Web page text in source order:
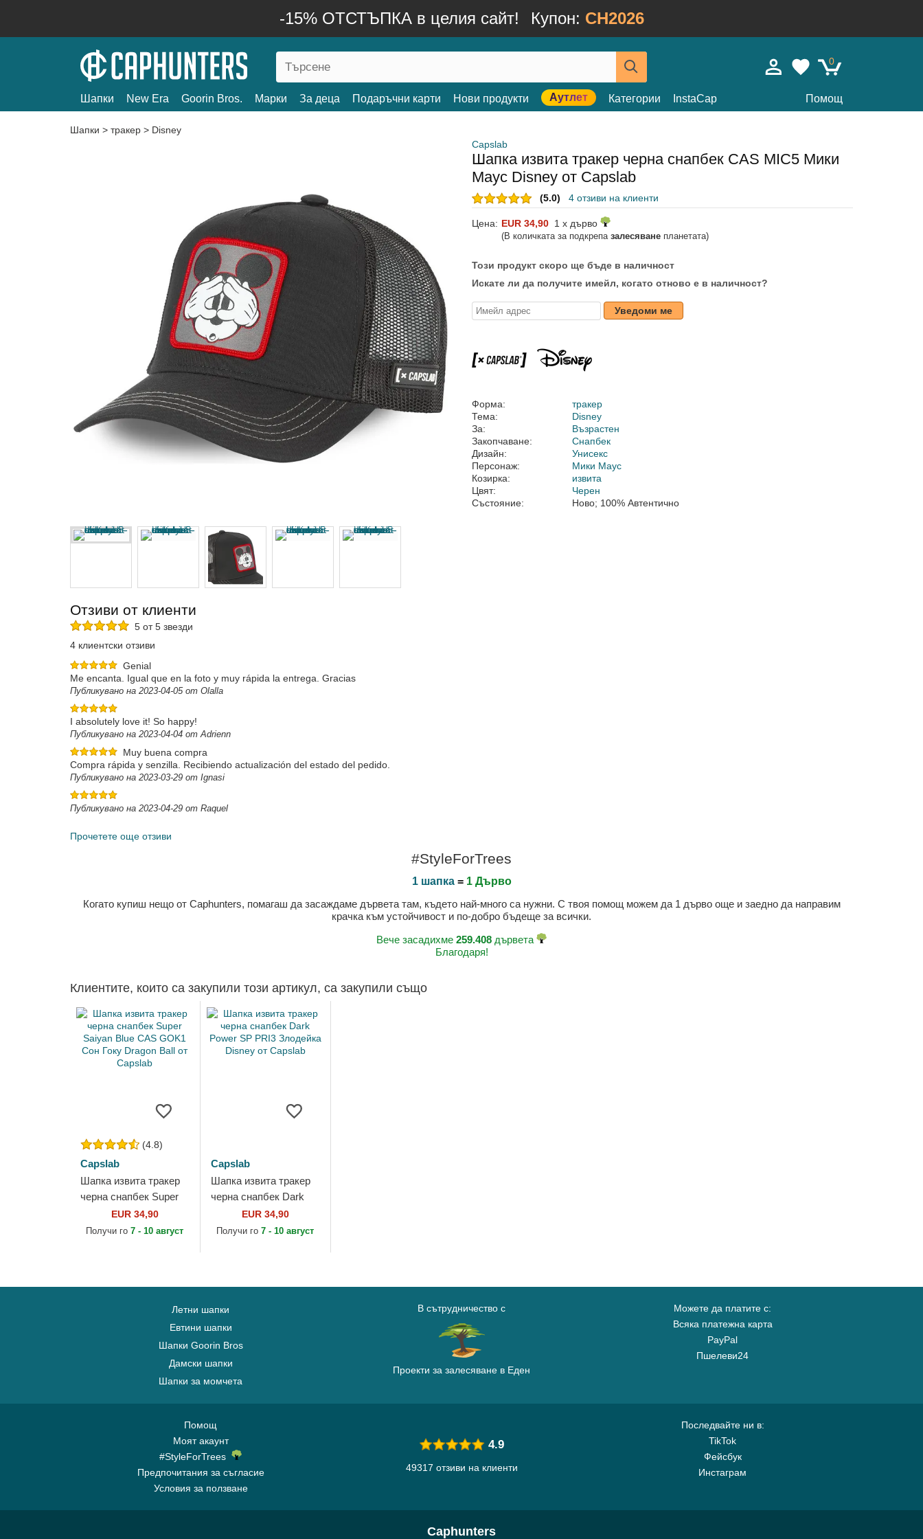
-15% ОТСТЪПКА в целия сайт! Купон: CH2026
0
Шапки New Era Goorin Bros. Марки За деца Подаръчни карти Нови продукти Аутлет Категории InstaCap Помощ
Шапки > тракер > Disney
Capslab
Шапка извита тракер черна снапбек CAS MIC5 Мики
Маус Disney от Capslab
(5.0) 4 отзиви на клиенти
Цена: EUR 34,90 1 x дърво
(В количката за подкрепа залесяване планетата)
Този продукт скоро ще бъде в наличност
Искате ли да получите имейл, когато отново е в наличност?
Уведоми ме
Форма:
тракер
Тема:
Disney
За:
Възрастен
Закопчаване:
Снапбек
Дизайн:
Унисекс
Персонаж:
Мики Маус
Козирка:
извита
Цвят:
Черен
Състояние:
Ново; 100% Автентично
Отзиви от клиенти
5 от 5 звезди
4 клиентски отзиви
Genial
Me encanta. Igual que en la foto y muy rápida la entrega. Gracias
Публикувано на 2023-04-05 от Olalla
I absolutely love it! So happy!
Публикувано на 2023-04-04 от Adrienn
Muy buena compra
Compra rápida y senzilla. Recibiendo actualización del estado del pedido.
Публикувано на 2023-03-29 от Ignasi
Публикувано на 2023-04-29 от Raquel
Прочетете още отзиви
#StyleForTrees
1 шапка= 1 Дърво
Когато купиш нещо от Caphunters, помагаш да засаждаме дървета там, където най-много са нужни. С твоя помощ можем да 1 дърво още и заедно да направим
крачка към устойчивост и по-добро бъдеще за всички.
Вече засадихме 259.408 дървета
Благодаря!
Клиентите, които са закупили този артикул, са закупили също
(4.8)
Capslab
Шапка извита тракер
черна снапбек Super
Saiyan Blue CAS GOK1
Сон Гоку Dragon Ball
EUR 34,90
Получи го7 - 10 август
Capslab
Шапка извита тракер
черна снапбек Dark
Power SP PRI3
Злодейка Disney от
EUR 34,90
Получи го7 - 10 август
Летни шапки
Евтини шапки
Шапки Goorin Bros
Дамски шапки
Шапки за момчета
В сътрудничество с
Проекти за залесяване в Еден
Можете да платите с:
Всяка платежна карта
PayPal
Пшелеви24
Помощ
Моят акаунт
#StyleForTrees
Предпочитания за съгласие
Условия за ползване
Последвайте ни в:
TikTok
Фейсбук
Инстаграм
4.9
49317 отзиви на клиенти
Caphunters